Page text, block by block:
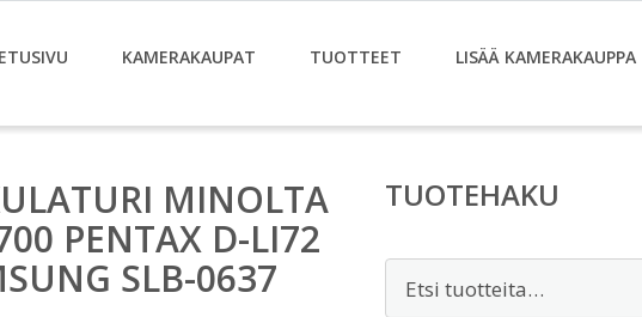
ETUSIVU KAMERAKAUPAT TUOTTEET LISÄÄ KAMERAKAUPPA
MINOLTA
PENTAX D-LI72
SLB-0637
TUOTEHAKU